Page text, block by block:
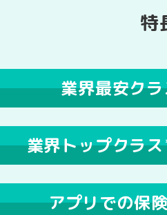
特
業界最安ク
業界トップクラス
アプリでの保